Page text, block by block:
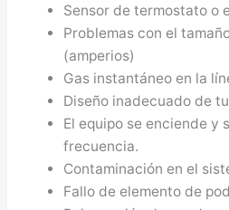
Sensor de termostato o
Problemas con el
(amperios)
Gas instantáneo en la
Diseño inadecuado de
El equipo se enciende y
frecuencia.
Contaminación en el
Fallo de elemento de